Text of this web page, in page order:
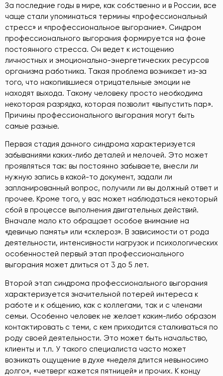
За последние годы в мире, как собственно и в России, все
чаще стали упоминаться термины «профессиональный
стресс» и «профессиональное выгорание». Синдром
профессионального выгорания формируется на фоне
постоянного стресса. Он ведет к истощению
личностных и эмоционально-энергетических ресурсов
организма работника. Такая проблема возникает из-за
того, что накопившиеся отрицательные эмоции не
находят выхода. Такому человеку просто необходима
некоторая разрядка, которая позволит «выпустить пар».
Причины профессионального выгорания могут быть
самые разные.
Первая стадия данного синдрома характеризуется
забываниями каких-либо деталей и мелочей. Это может
проявляться так: вы постоянно забываете, внесли ли
нужную запись в какой-то документ, задали ли
запланированный вопрос, получили ли вы должный ответ и
прочее. Кроме того, у вас может наблюдаться некоторый
сбой в процессе выполнения двигательных действий.
Вначале мало кто обращает особое внимание на
«девичью память» или «склероз». В зависимости от рода
деятельности, интенсивности нагрузок и психологических
особенностей первый этап профессионального
выгорания может длиться от 3 до 5 лет.
Второй этап синдрома профессионального выгорания
характеризуется значительной потерей интереса к
работе и к общению, как с коллегами, так и с членами
семьи. Особенно человек не желает каким-либо образом
контактировать с теми, с кем приходится сталкиваться по
роду своей деятельности. Это может быть начальство,
клиенты и т.п. У такого специалиста часто может
возникать ощущение в духе «неделя длится невыносимо
долго», «четверг кажется пятницей» и прочих. К концу